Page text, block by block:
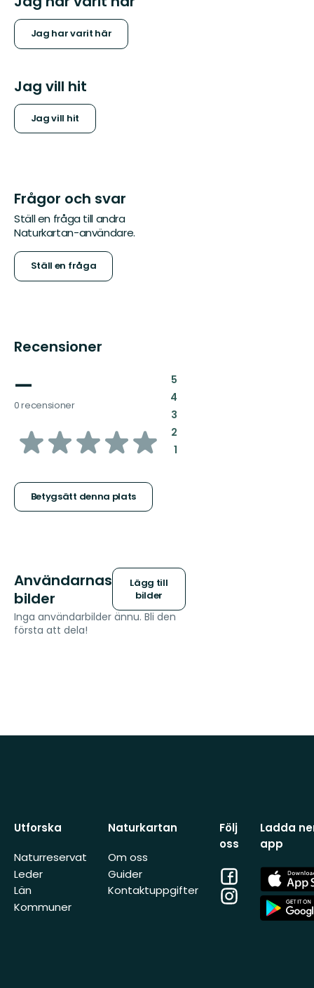
Jag har varit här
Jag vill hit
Jag vill hit
Frågor och svar
Ställ en fråga till andra
Naturkartan-användare.
Ställ en fråga
Recensioner
—
0 recensioner
av
stjärnor
Betygsätt denna plats
5:
4:
3:
2:
1:
Användarnas
bilder
Lägg till
bilder
Inga användarbilder ännu. Bli den
första att dela!
Utforska
Naturreservat
Leder
Län
Kommuner
Naturkartan
Om oss
Guider
Kontaktuppgifter
Följ
oss
Facebook
Instagram
Ladda
app
App
Store
App
Store